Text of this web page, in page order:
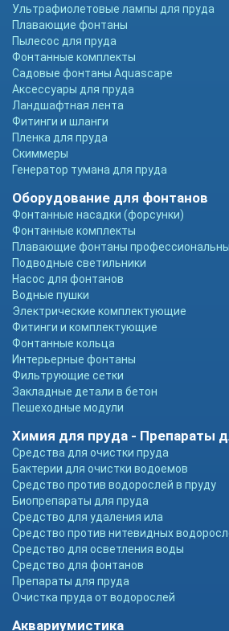
Ультрафиолетовые лампы для пруда
Плавающие фонтаны
Пылесос для пруда
Фонтанные комплекты
Садовые фонтаны Aquascape
Аксессуары для пруда
Ландшафтная лента
Фитинги и шланги
Пленка для пруда
Скиммеры
Генератор тумана для пруда
Оборудование для фонтанов
Фонтанные насадки (форсунки)
Фонтанные комплекты
Плавающие фонтаны
Подводные светильники
Насос для фонтанов
Водные пушки
Электрические комплектующие
Фитинги и комплектующие
Фонтанные кольца
Интерьерные фонтаны
Фильтрующие сетки
Закладные детали в бетон
Пешеходные модули
Химия для пруда - Препараты
Средства для очистки пруда
Бактерии для очистки водоемов
Средство против водорослей в пруду
Биопрепараты для пруда
Средство для удаления ила
Средство против нитевидных
Средство для осветления воды
Средство для фонтанов
Препараты для пруда
Очистка пруда от водорослей
Аквариумистика